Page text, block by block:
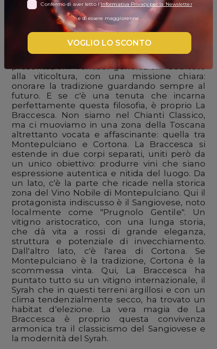
DISPENSA
TUTTO A
Accedi
Gift
Card
Preferiti
Blog
Braccesca
Quando si parla di vino in Italia, la famiglia
Antinori è un nome che non ha bisogno di
presentazioni: ventisei generazioni dedicate
alla viticoltura, con una missione chiara:
onorare la tradizione guardando sempre al
futuro. E se c'è una tenuta che incarna
perfettamente questa filosofia, è proprio La
Braccesca. Non siamo nel Chianti Classico,
ma ci muoviamo in una zona della Toscana
altrettanto vocata e affascinante: quella tra
Montepulciano e Cortona. La Braccesca si
estende in due corpi separati, uniti però da
un unico obiettivo: produrre vini che siano
espressione autentica e nitida del luogo. Da
un lato, c'è la parte che ricade nella storica
zona del Vino Nobile di Montepulciano. Qui il
protagonista indiscusso è il Sangiovese, noto
localmente come "Prugnolo Gentile". Un
vitigno aristocratico, con una lunga storia,
che dà vita a rossi di grande eleganza,
struttura e potenziale di invecchiamento.
Dall'altro lato, c'è l'area di Cortona. Se
Montepulciano è la tradizione, Cortona è la
scommessa vinta. Qui, La Braccesca ha
puntato tutto su un vitigno internazionale, il
Syrah che in questi terreni argillosi e con un
clima tendenzialmente secco, ha trovato un
habitat d'elezione. La vera magia de La
Braccesca è proprio questa convivenza
armonica tra il classicismo del Sangiovese e
la modernità del Syrah.
Confermo di aver letto l'Informativa Privacy per la Newsletter
e di essere maggiorenne
VOGLIO LO SCONTO